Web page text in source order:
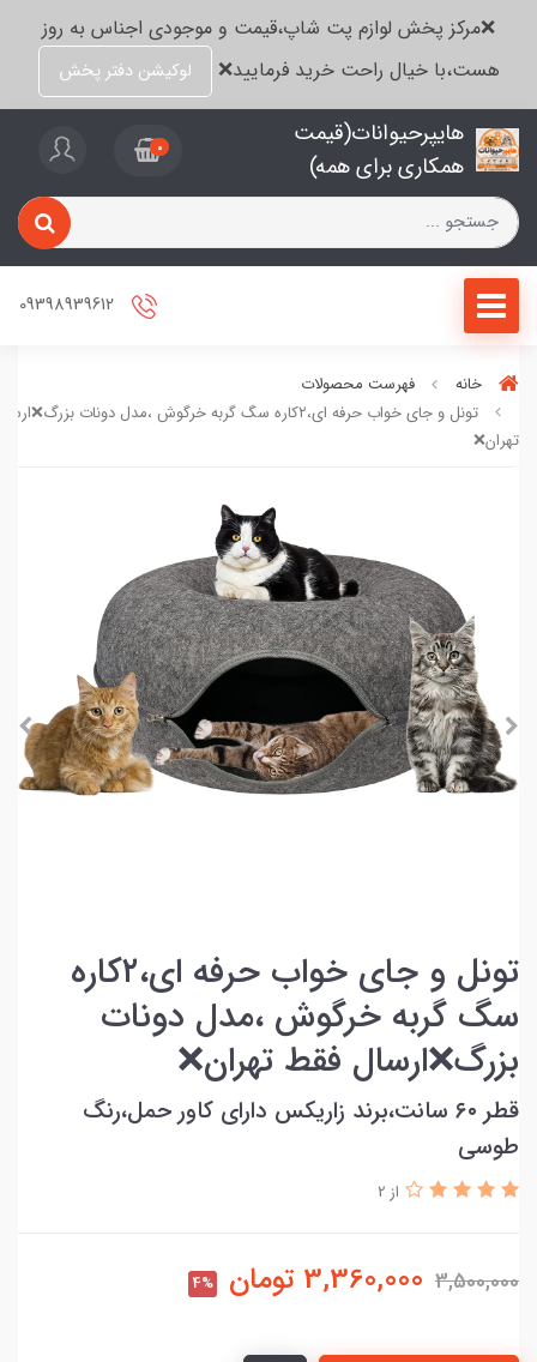
❌مرکز پخش لوازم پت شاپ،قیمت و موجودی اجناس به روز
هست،با خیال راحت خرید فرمایید❌
لوکیشن دفتر پخش
هایپرحیوانات(قیمت
همکاری برای همه)
0
خانه
فهرست محصولات
تونل و جای خواب حرفه ای،۲کاره سگ گربه خرگوش ،مدل دونات
تهران❌
تونل و جای خواب حرفه ای،۲کاره
سگ گربه خرگوش ،مدل دونات
بزرگ❌ارسال فقط تهران❌
قطر ۶۰ سانت،برند زاریکس دارای کاور حمل،رنگ
طوسی
از 2
3,500,000
3,360,000 تومان 4%